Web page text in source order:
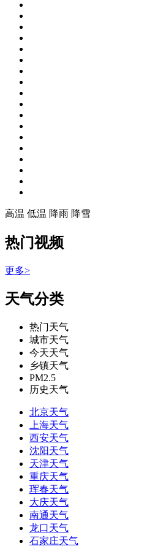
高温 低温 降雨 降雪
热门视频
更多>
天气分类
热门天气
城市天气
今天天气
乡镇天气
PM2.5
历史天气
北京天气
上海天气
西安天气
沈阳天气
天津天气
重庆天气
珲春天气
大庆天气
南通天气
龙口天气
石家庄天气